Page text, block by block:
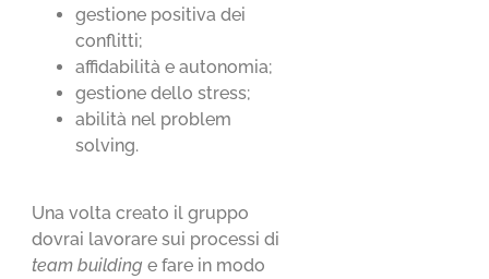
gestione positiva dei
conflitti;
affidabilità e autonomia;
gestione dello stress;
abilità nel problem
solving.
Una volta creato il gruppo
dovrai lavorare sui processi di
team building e fare in modo